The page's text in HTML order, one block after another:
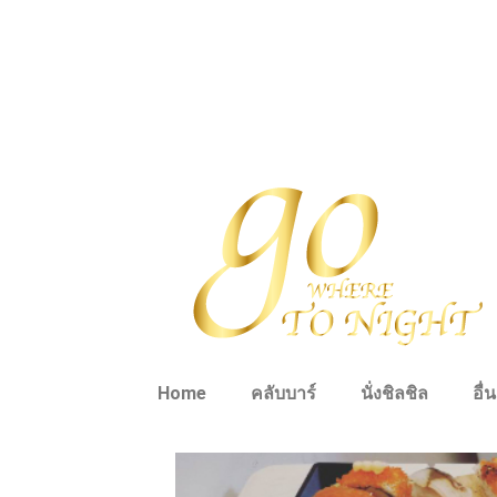
Home คลับบาร์ นั่งชิลชิล อื่